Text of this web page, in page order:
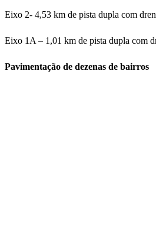
Eixo 2- 4,53 km de pista dupla com
Eixo 1A – 1,01 km de pista dupla com
Pavimentação de dezenas de bairros